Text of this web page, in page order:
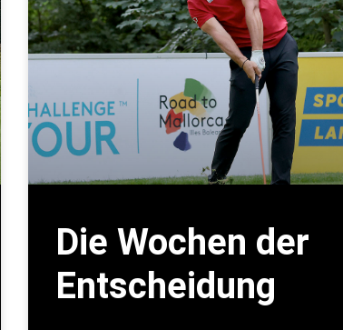
Die Wochen der
Entscheidung